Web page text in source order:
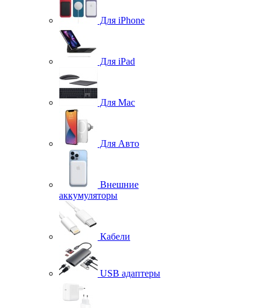
Для iPhone
Для iPad
Для Mac
Для Авто
Внешние
аккумуляторы
Кабели
USB адаптеры